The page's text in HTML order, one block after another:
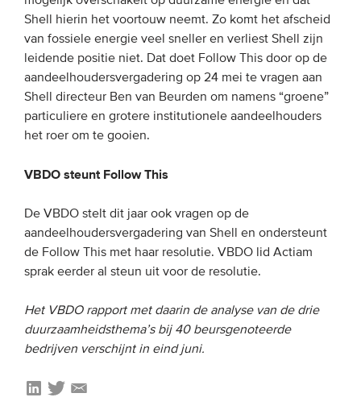
WIE WE ZIJN
Vereniging
Onze leden
WAT WE DOEN
Engagement
Kennisdeling
Shell hierin het voortouw neemt. Zo komt het afscheid
van fossiele energie veel sneller en verliest Shell zijn
leidende positie niet. Dat doet Follow This door op de
aandeelhoudersvergadering op 24 mei te vragen aan
Shell directeur Ben van Beurden om namens “groene”
particuliere en grotere institutionele aandeelhouders
het roer om te gooien.
VBDO steunt Follow This
De VBDO stelt dit jaar ook vragen op de
aandeelhoudersvergadering van Shell en ondersteunt
de Follow This met haar resolutie. VBDO lid Actiam
sprak eerder al steun uit voor de resolutie.
Het VBDO rapport met daarin de analyse van de drie
duurzaamheidsthema’s bij 40 beursgenoteerde
bedrijven verschijnt in eind juni.